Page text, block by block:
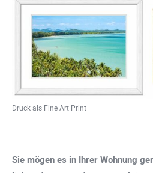
Druck als Fine Art Print
Sie mögen es in Ihrer Wohnung